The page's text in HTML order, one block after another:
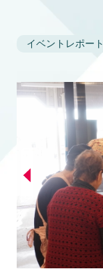
イベントレポート